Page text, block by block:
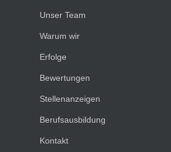
Unser Team
Warum wir
Erfolge
Bewertungen
Stellenanzeigen
Berufsausbildung
Kontakt